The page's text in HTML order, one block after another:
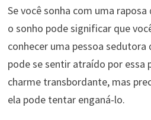
Se você sonha com uma
o sonho pode significar que
conhecer uma pessoa sedutora
pode se sentir atraído por essa
charme transbordante, mas
ela pode tentar enganá-lo.